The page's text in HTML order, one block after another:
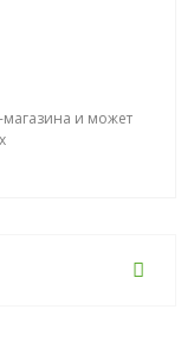
магазина и может